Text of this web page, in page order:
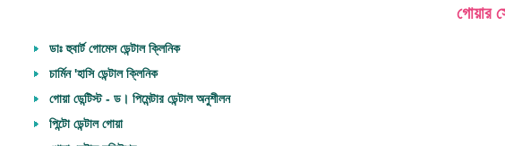
গোয়ার
ডাঃ হুবার্ট গোমেস ডেন্টাল ক্লিনিক
চার্মিন 'হাসি ডেন্টাল ক্লিনিক
গোয়া ডেন্টিস্ট - ড। পিমেন্টার ডেন্টাল অনুশীলন
পিন্টো ডেন্টাল গোয়া